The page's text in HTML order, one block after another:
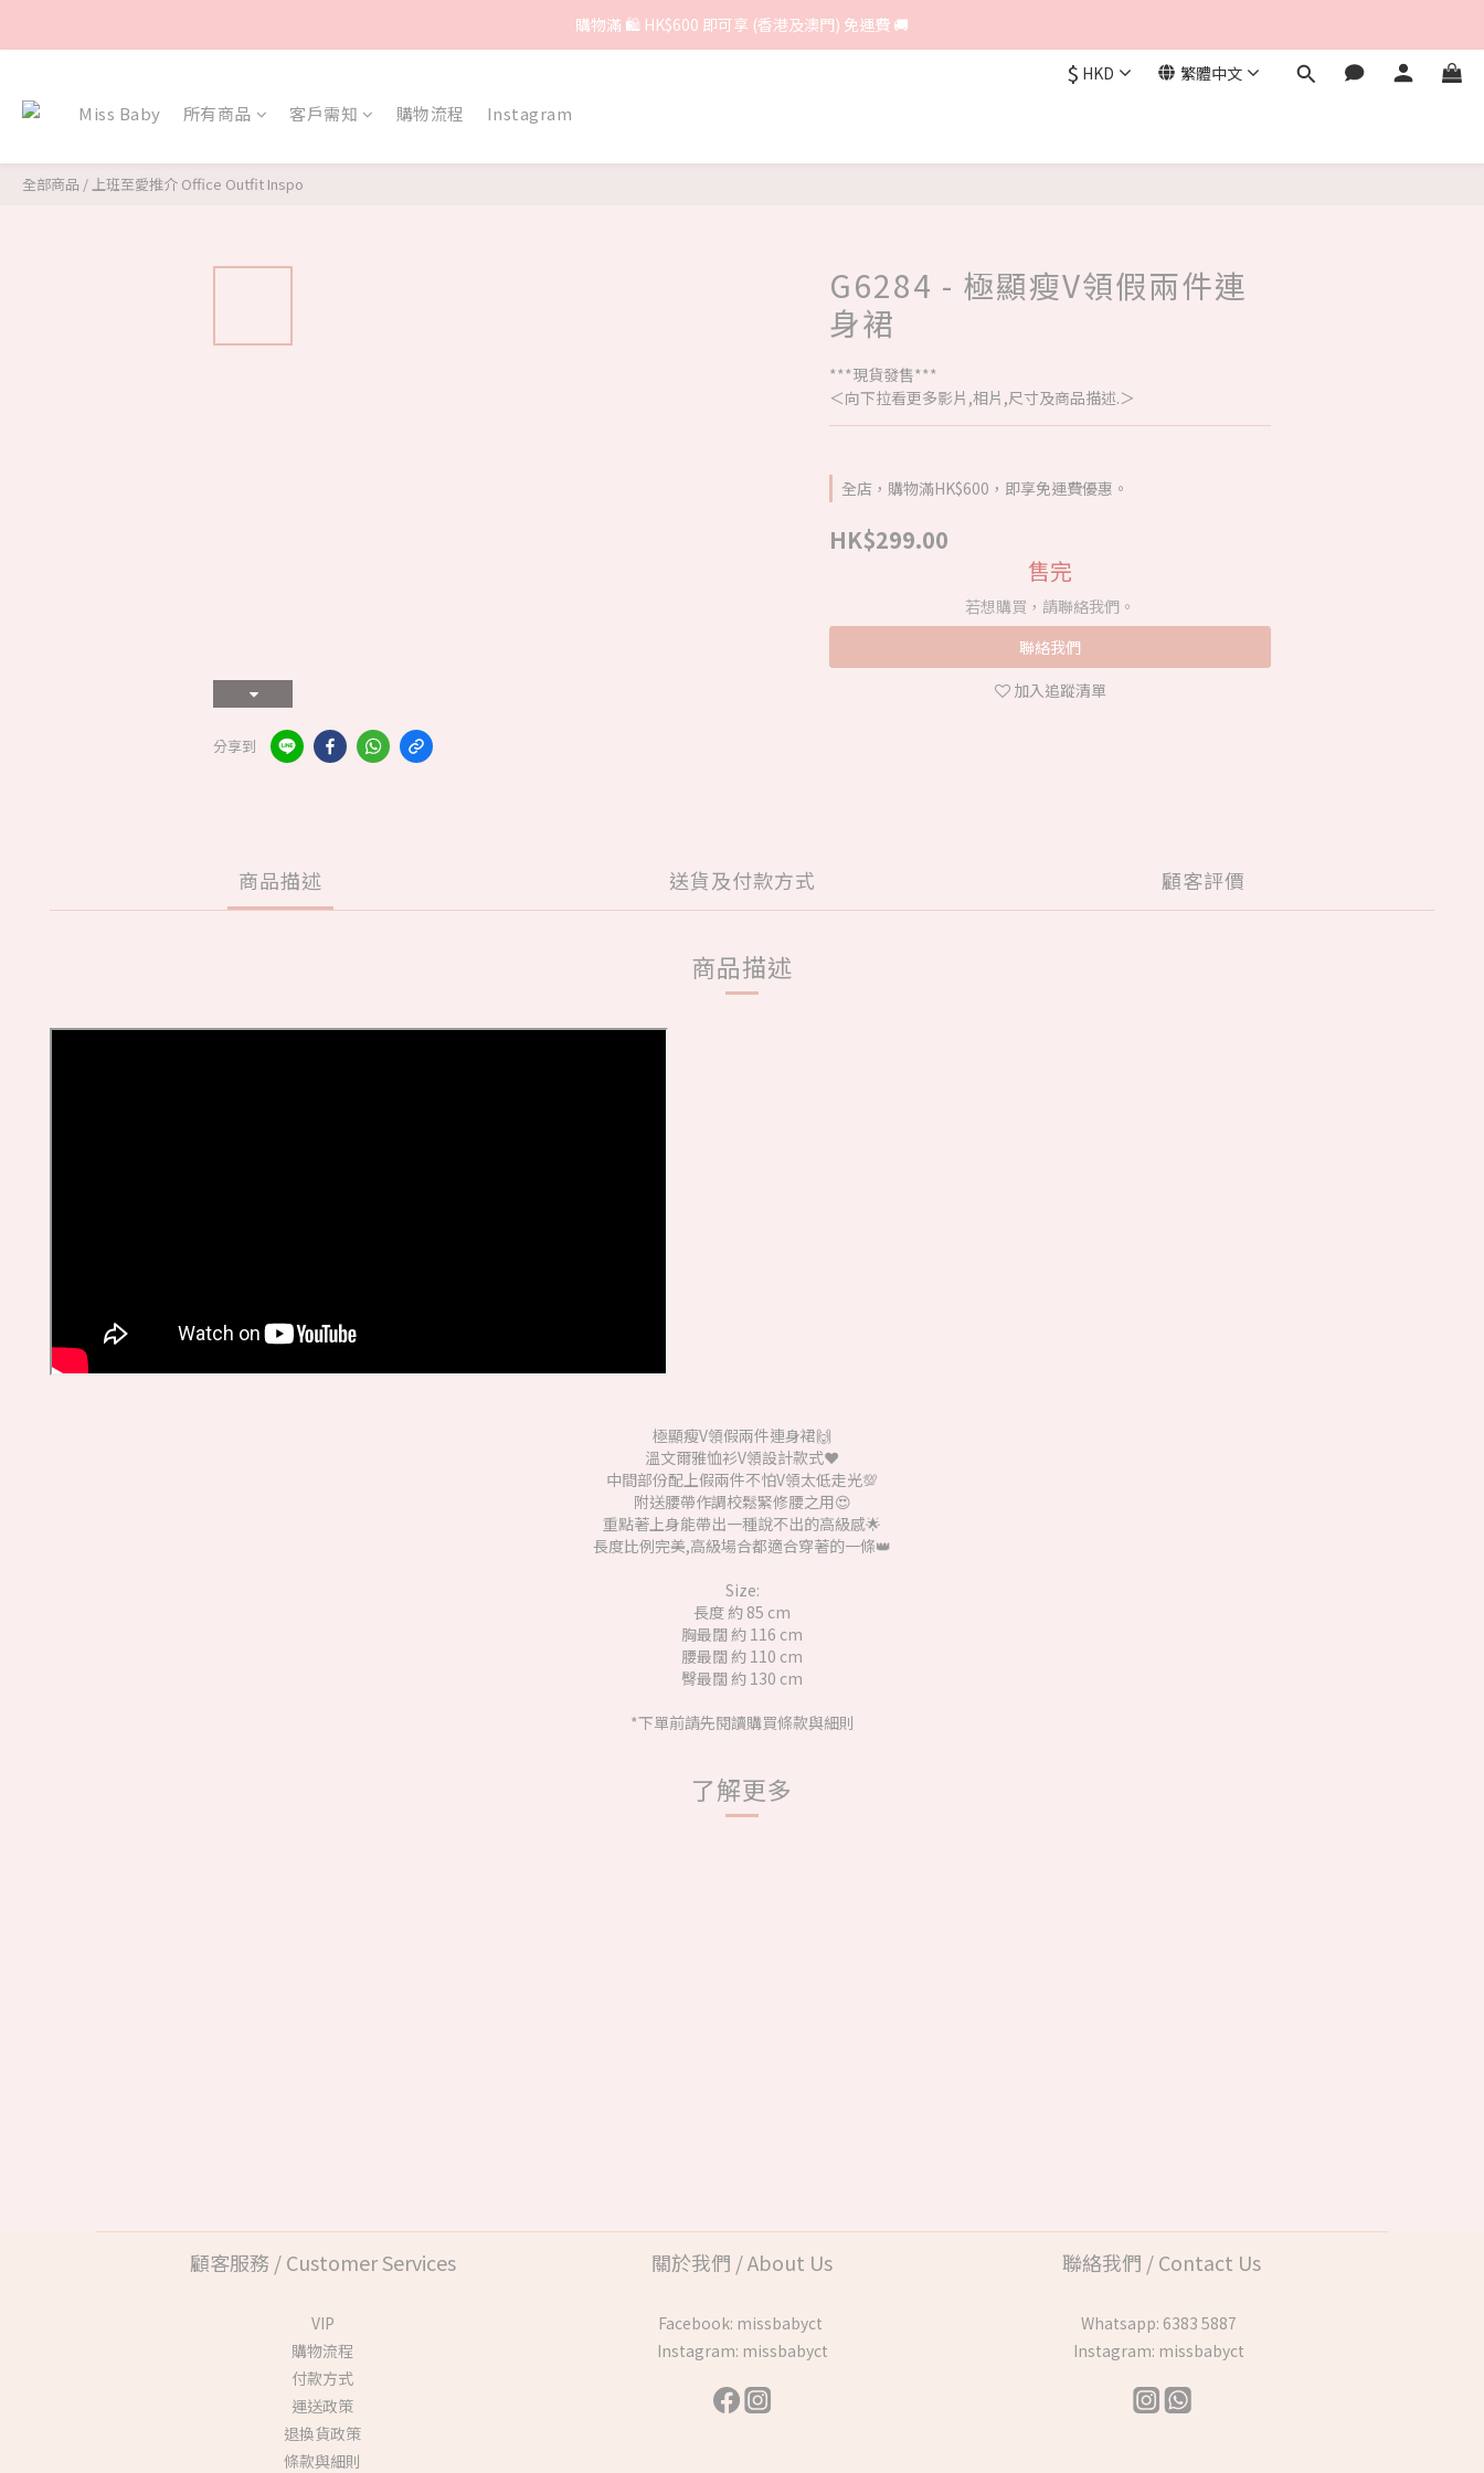
購物滿 🛍 HK$600 即可享 (香港及澳門) 免運費 🚚
$ HKD 繁體中文
Miss Baby 所有商品 客戶需知 購物流程 Instagram
全部商品 /上班至愛推介 Office Outfit Inspo
分享到
G6284 - 極顯瘦V領假兩件連
身裙
***現貨發售***
＜向下拉看更多影片,相片,尺寸及商品描述.＞
全店，購物滿HK$600，即享免運費優惠。
HK$299.00
售完
若想購買，請聯絡我們。
聯絡我們
加入追蹤清單
商品描述 送貨及付款方式 顧客評價
商品描述
極顯瘦V領假兩件連身裙🙌
溫文爾雅恤衫V領設計款式❤️
中間部份配上假兩件不怕V領太低走光💯
附送腰帶作調校鬆緊修腰之用😍
重點著上身能帶出一種說不出的高級感🌟
長度比例完美,高級場合都適合穿著的一條👑
Size:
長度 約 85 cm
胸最闊 約 116 cm
腰最闊 約 110 cm
臀最闊 約 130 cm
*下單前請先閱讀購買條款與細則
了解更多
顧客服務 / Customer Services
VIP
購物流程
付款方式
運送政策
退換貨政策
條款與細則
關於我們 / About Us
Facebook: missbabyct
Instagram: missbabyct
聯絡我們 / Contact Us
Whatsapp: 6383 5887
Instagram: missbabyct